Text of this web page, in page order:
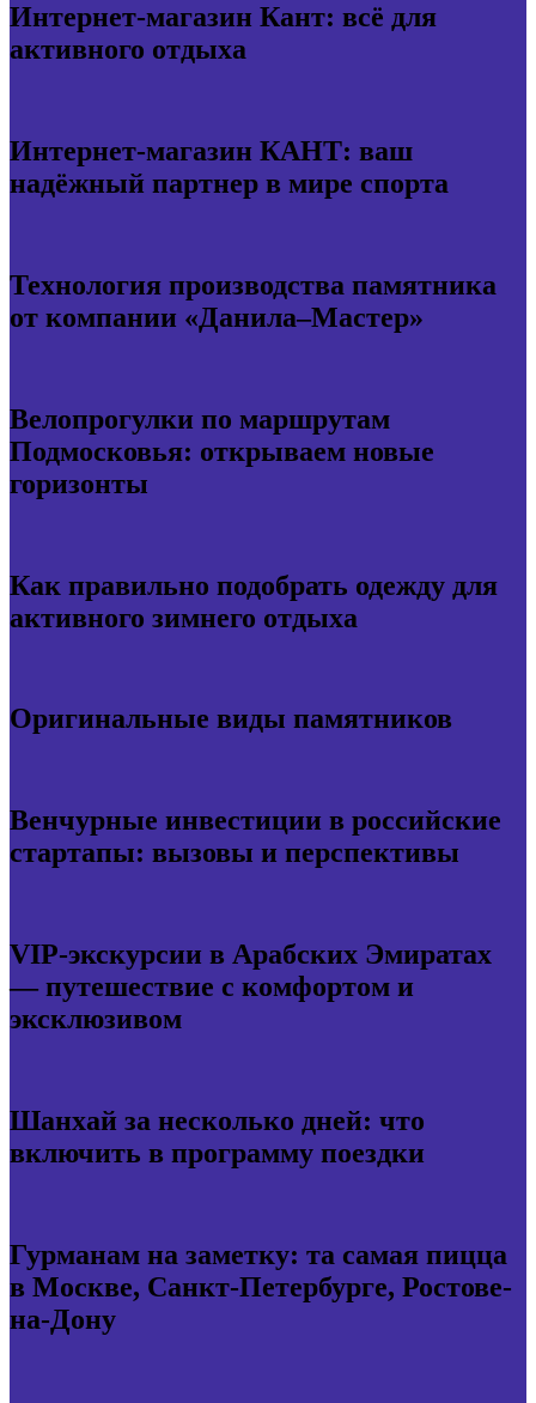
Интернет-магазин Кант: всё для
активного отдыха
Интернет-магазин КАНТ: ваш
надёжный партнер в мире спорта
Технология производства памятника
от компании «Данила–Мастер»
Велопрогулки по маршрутам
Подмосковья: открываем новые
горизонты
Как правильно подобрать одежду для
активного зимнего отдыха
Оригинальные виды памятников
Венчурные инвестиции в российские
стартапы: вызовы и перспективы
VIP-экскурсии в Арабских Эмиратах
— путешествие с комфортом и
эксклюзивом
Шанхай за несколько дней: что
включить в программу поездки
Гурманам на заметку: та самая пицца
в Москве, Санкт-Петербурге, Ростове-
на-Дону